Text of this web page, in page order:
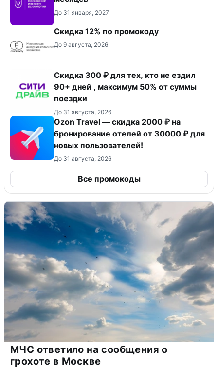
До 31 января, 2027
Скидка 12% по промокоду
До 9 августа, 2026
Скидка 300 ₽ для тех, кто не ездил
90+ дней , максимум 50% от суммы
поездки
До 31 августа, 2026
Ozon Travel — скидка 2000 ₽ на
бронирование отелей от 30000 ₽ для
новых пользователей!
До 31 августа, 2026
Все промокоды
МЧС ответило на сообщения о
грохоте в Москве